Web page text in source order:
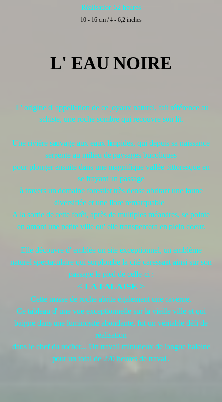
Réalisation 52 heures
10 - 16 cm / 4 - 6,2 inches
L' EAU NOIRE
L' origine d' appellation de ce joyaux naturel, fait référence au
schiste, une roche sombre qui recouvre son lit.
Une rivière sauvage aux eaux limpides, qui depuis sa naissance
serpente au milieu de paysages bucoliques
pour plonger ensuite dans une magnifique vallée pittoresque en
se frayant un passage
à travers un domaine forestier très dense abritant une faune
diversifiée et une flore remarquable .
A la sortie de cette forêt, après de multiples méandres, se pointe
en amont une petite ville qu' elle transpercera en plein coeur.
Elle découvre d' emblée un site exceptionnel, un emblème
naturel spectaculaire qui surplombe la cité caressant ainsi sur son
passage le pied de celle-ci :
< LA FALAISE >
Cette masse de roche abrite également une caverne.
Ce tableau d' une vue exceptionnelle sur la vieille ville et qui
baigne dans une luminosité abondante, fut un véritable défi de
réalisation
dans le chef du rocher... Un travail minutieux de longue haleine
pour un total de 270 heures de travail.